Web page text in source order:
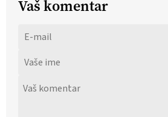
Vaš komentar